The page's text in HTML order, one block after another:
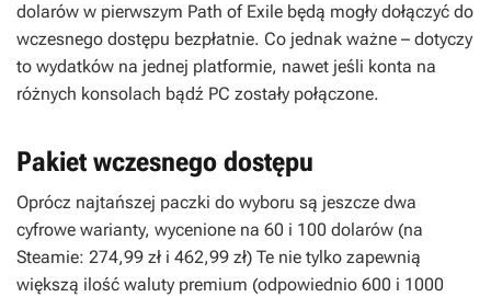
dolarów w pierwszym Path of Exile będą mogły dołączyć do
wczesnego dostępu bezpłatnie. Co jednak ważne – dotyczy
to wydatków na jednej platformie, nawet jeśli konta na
różnych konsolach bądź PC zostały połączone.
Pakiet wczesnego dostępu
Oprócz najtańszej paczki do wyboru są jeszcze dwa
cyfrowe warianty, wycenione na 60 i 100 dolarów (na
Steamie: 274,99 zł i 462,99 zł) Te nie tylko zapewnią
większą ilość waluty premium (odpowiednio 600 i 1000